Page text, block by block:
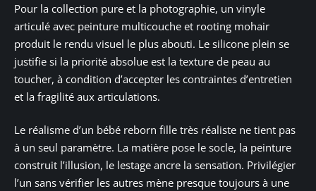
Pour la collection pure et la photographie, un vinyle
articulé avec peinture multicouche et rooting mohair
produit le rendu visuel le plus abouti. Le silicone plein se
justifie si la priorité absolue est la texture de peau au
toucher, à condition d’accepter les contraintes d’entretien
et la fragilité aux articulations.
Le réalisme d’un bébé reborn fille très réaliste ne tient pas
à un seul paramètre. La matière pose le socle, la peinture
construit l’illusion, le lestage ancre la sensation. Privilégier
l’un sans vérifier les autres mène presque toujours à une